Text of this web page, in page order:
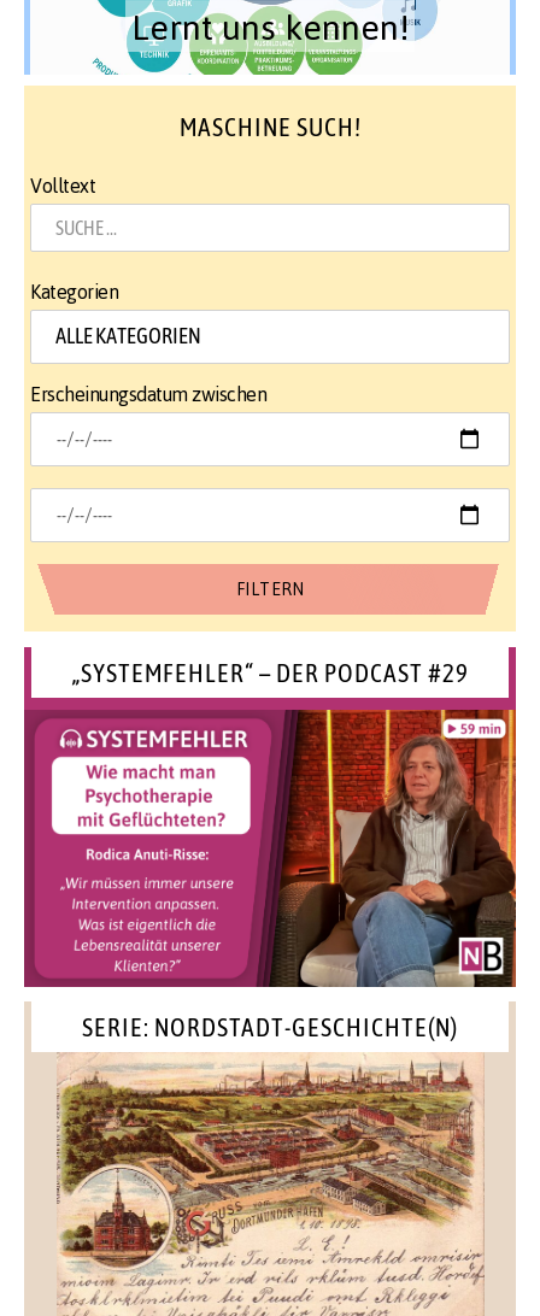
Lernt uns kennen!
MASCHINE SUCH!
Volltext
Kategorien
Erscheinungsdatum zwischen
„SYSTEMFEHLER“ – DER PODCAST #29
SERIE: NORDSTADT-GESCHICHTE(N)